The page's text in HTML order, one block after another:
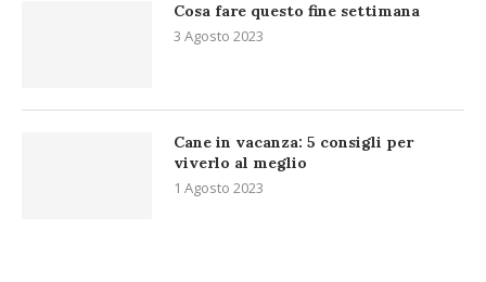
Cosa fare questo fine settimana
3 Agosto 2023
Cane in vacanza: 5 consigli per
viverlo al meglio
1 Agosto 2023